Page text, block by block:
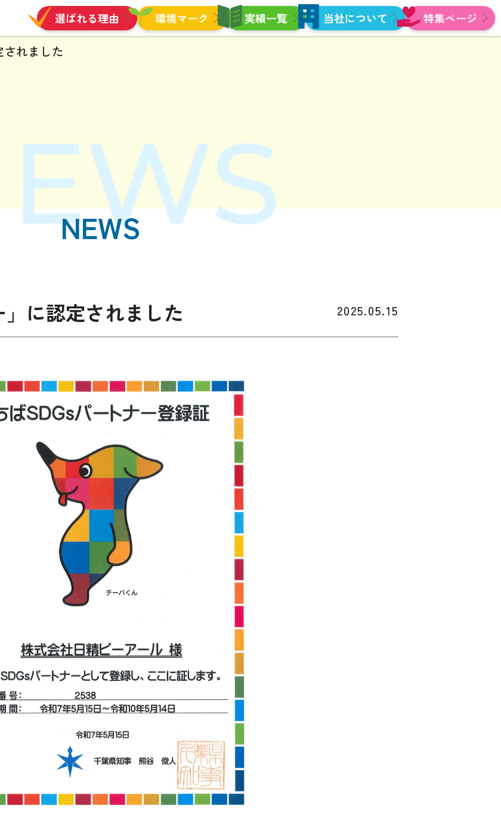
選ばれる理由 環境マーク 実績一覧 当社について 特集ページ
されました
NEWS
」に認定されました 2025.05.15